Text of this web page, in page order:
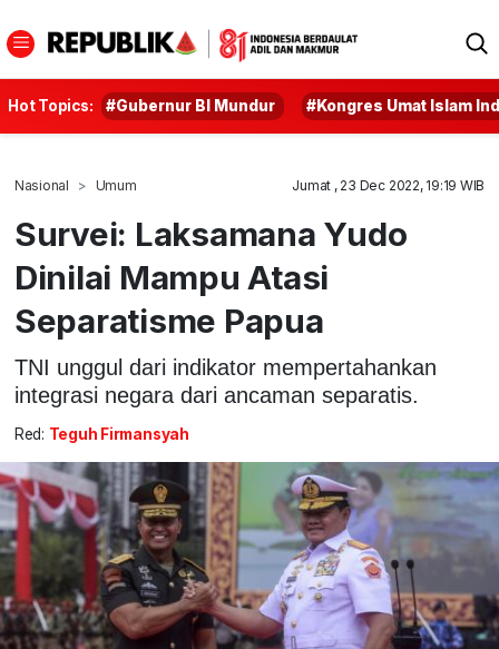
Hot Topics: #Gubernur BI Mundur #Kongres Umat Islam
Nasional Umum Jumat , 23 Dec 2022, 19:19 WIB
Survei: Laksamana Yudo
Dinilai Mampu Atasi
Separatisme Papua
TNI unggul dari indikator mempertahankan
integrasi negara dari ancaman separatis.
Red: Teguh Firmansyah